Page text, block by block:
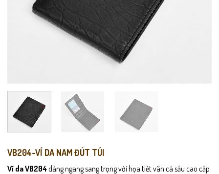
VB204-VÍ DA NAM ĐÚT TÚI
Ví da VB204dáng ngang sang trọng với họa tiết vân cá sấu cao cấp